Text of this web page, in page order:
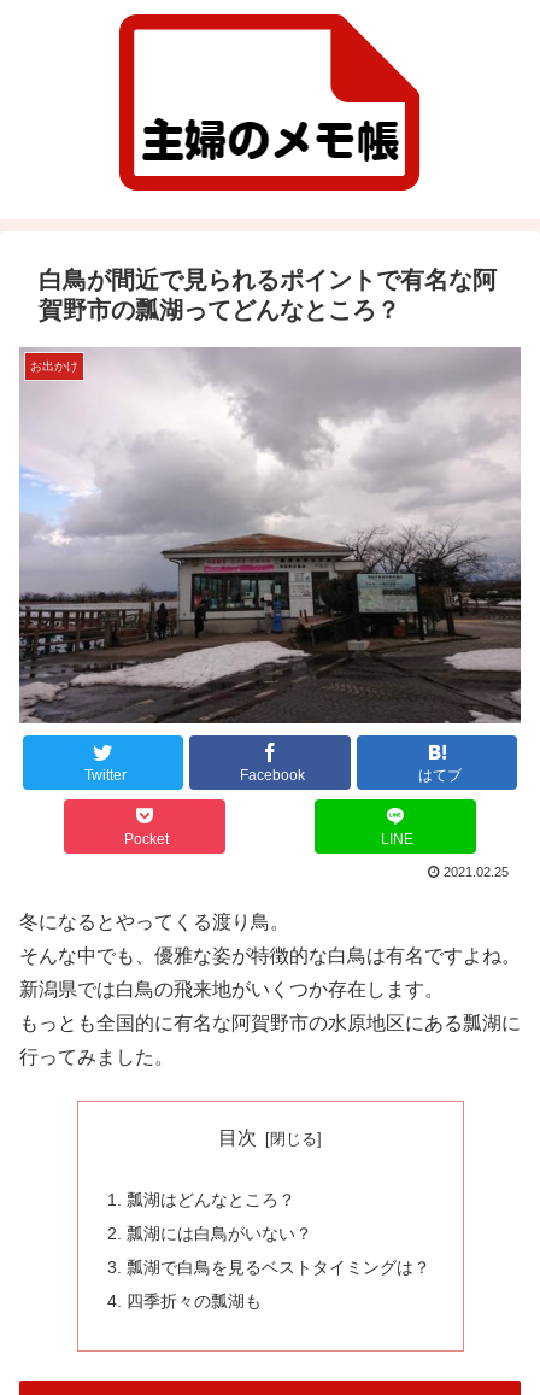
白鳥が間近で見られるポイントで有名な阿
賀野市の瓢湖ってどんなところ？
お出かけ
Twitter Facebook はてブ
Pocket LINE
2021.02.25
冬になるとやってくる渡り鳥。
そんな中でも、優雅な姿が特徴的な白鳥は有名ですよね。
新潟県では白鳥の飛来地がいくつか存在します。
もっとも全国的に有名な阿賀野市の水原地区にある瓢湖に
行ってみました。
目次
瓢湖はどんなところ？
瓢湖には白鳥がいない？
瓢湖で白鳥を見るベストタイミングは？
四季折々の瓢湖も